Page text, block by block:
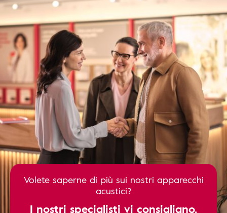
Volete saperne di più sui nostri apparecchi
acustici?
I nostri specialisti vi consigliano.